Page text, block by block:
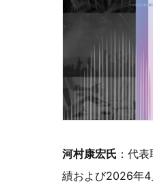
河村康宏氏 ：代
績および2026年4